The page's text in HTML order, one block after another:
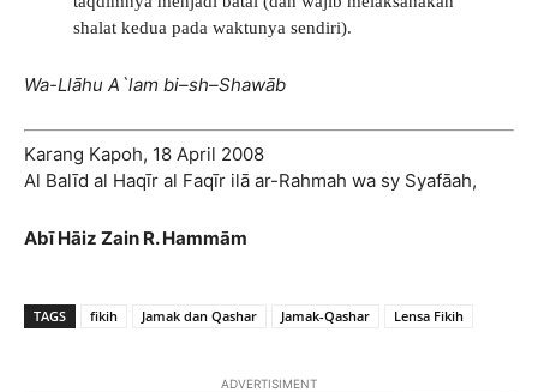
shalat kedua pada waktunya sendiri).
Wa-Llāhu A`lam bi–sh–Shawāb
Karang Kapoh, 18 April 2008
Al Balīd al Haqīr al Faqīr ilā ar-Rahmah wa sy Syafāah,
Abī Hāiz Zain R. Hammām
TAGS fikih Jamak dan Qashar Jamak-Qashar Lensa Fikih
ADVERTISIMENT